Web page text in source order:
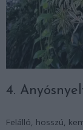
4.
Felálló, hosszú,